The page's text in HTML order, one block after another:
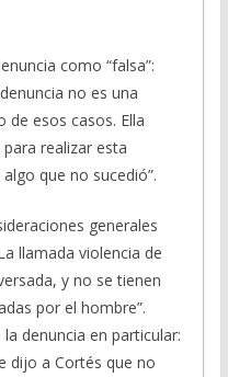
como “falsa”:
no es una
de esos casos. Ella
realizar esta
que no sucedió”.
generales
llamada violencia de
y no se tienen
por el hombre”.
denuncia en particular:
dijo a Cortés que no